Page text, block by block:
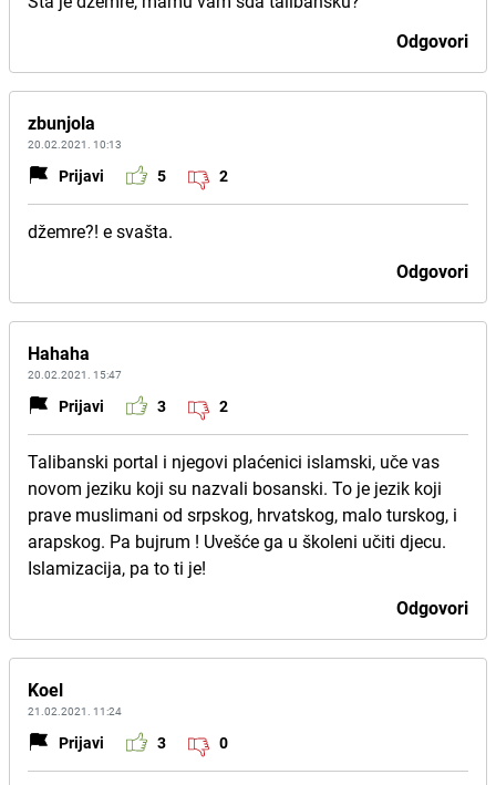
Odgovori
zbunjola
20.02.2021. 10:13
Prijavi 5 2
džemre?! e svašta.
Odgovori
Hahaha
20.02.2021. 15:47
Prijavi 3 2
Talibanski portal i njegovi plaćenici islamski, uče vas
novom jeziku koji su nazvali bosanski. To je jezik koji
prave muslimani od srpskog, hrvatskog, malo turskog, i
arapskog. Pa bujrum ! Uvešće ga u školeni učiti djecu.
Islamizacija, pa to ti je!
Odgovori
Koel
21.02.2021. 11:24
Prijavi 3 0